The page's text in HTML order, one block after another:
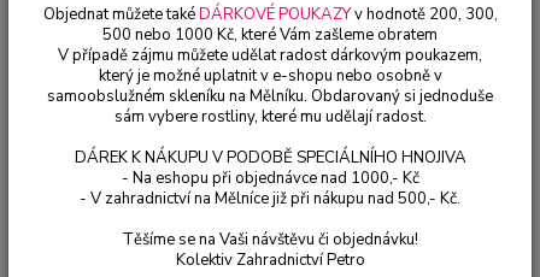
Objednat můžete takéDÁRKOVÉ POUKAZYv hodnotě 200, 300,
500 nebo 1000 Kč, které Vám zašleme obratem
V případě zájmu můžete udělat radost dárkovým poukazem,
který je možné uplatnit v e-shopu nebo osobně v
samoobslužném skleníku na Mělníku. Obdarovaný si jednoduše
sám vybere rostliny, které mu udělají radost.
DÁREK K NÁKUPU V PODOBĚ SPECIÁLNÍHO HNOJIVA
- Na eshopu při objednávce nad 1000,- Kč
- V zahradnictví na Mělníce již při nákupu nad 500,- Kč.
Těšíme se na Vaši návštěvu či objednávku!
Kolektiv Zahradnictví Petro